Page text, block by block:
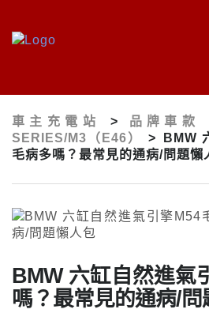
車主充電站 > 品牌車款
SERIES/M3（E46）
>
BMW
毛病多嗎？最常見的通病/問題懶
BMW 六缸自然進氣
嗎？最常見的通病/問